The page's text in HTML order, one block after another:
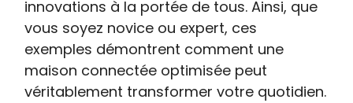
innovations à la portée de tous. Ainsi, que
vous soyez novice ou expert, ces
exemples démontrent comment une
maison connectée optimisée peut
véritablement transformer votre quotidien.